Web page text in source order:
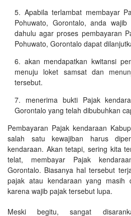
Apabila terlambat membayar
Pohuwato, Gorontalo, anda
dahulu agar proses pembayaran
Pohuwato, Gorontalo dapat
akan mendapatkan kwitansi
menuju loket samsat dan
tersebut.
menerima bukti Pajak
Gorontalo yang telah dibubuhkan
Pembayaran Pajak kendaraan
salah satu kewajiban harus
kendaraan. Akan tetapi, sering kita
telat, membayar Pajak
Gorontalo. Biasanya hal tersebut
pajak atau kendaraan yang masih
karena wajib pajak tersebut lupa.
Meski begitu, sangat